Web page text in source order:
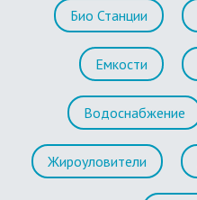
Био Станции
Емкости
Водоснабжение
Жироуловители